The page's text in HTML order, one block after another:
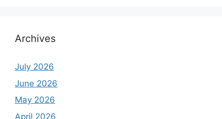
Archives
July 2026
June 2026
May 2026
April 2026